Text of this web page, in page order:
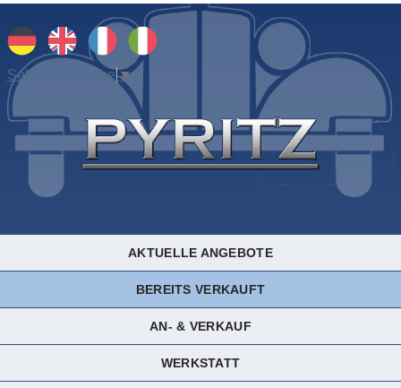
Select Language▼
AKTUELLE ANGEBOTE
BEREITS VERKAUFT
AN- & VERKAUF
WERKSTATT